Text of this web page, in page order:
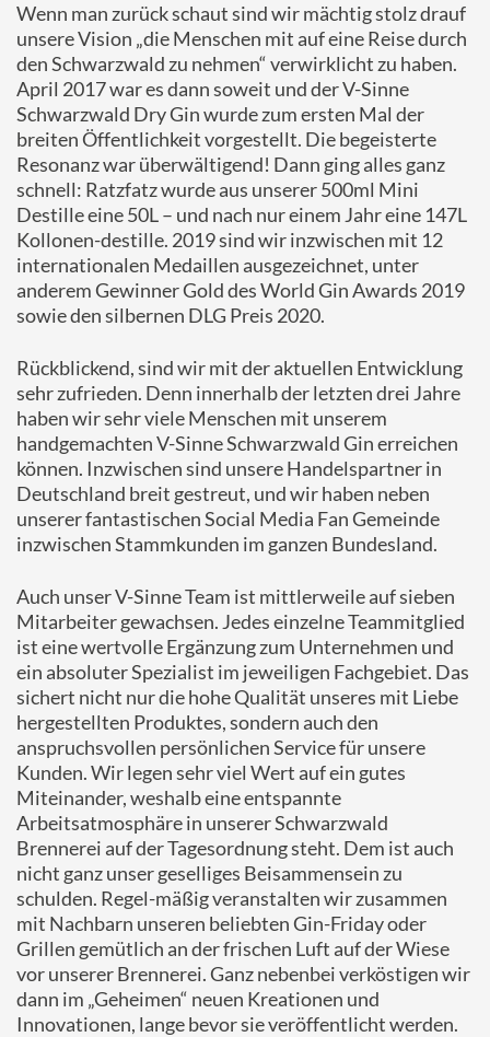
Wenn man zurück schaut sind wir mächtig stolz drauf
unsere Vision „die Menschen mit auf eine Reise durch
den Schwarzwald zu nehmen“ verwirklicht zu haben.
April 2017 war es dann soweit und der V-Sinne
Schwarzwald Dry Gin wurde zum ersten Mal der
breiten Öffentlichkeit vorgestellt. Die begeisterte
Resonanz war überwältigend! Dann ging alles ganz
schnell: Ratzfatz wurde aus unserer 500ml Mini
Destille eine 50L – und nach nur einem Jahr eine 147L
Kollonen-destille. 2019 sind wir inzwischen mit 12
internationalen Medaillen ausgezeichnet, unter
anderem Gewinner Gold des World Gin Awards 2019
sowie den silbernen DLG Preis 2020.
Rückblickend, sind wir mit der aktuellen Entwicklung
sehr zufrieden. Denn innerhalb der letzten drei Jahre
haben wir sehr viele Menschen mit unserem
handgemachten V-Sinne Schwarzwald Gin erreichen
können. Inzwischen sind unsere Handelspartner in
Deutschland breit gestreut, und wir haben neben
unserer fantastischen Social Media Fan Gemeinde
inzwischen Stammkunden im ganzen Bundesland.
Auch unser V-Sinne Team ist mittlerweile auf sieben
Mitarbeiter gewachsen. Jedes einzelne Teammitglied
ist eine wertvolle Ergänzung zum Unternehmen und
ein absoluter Spezialist im jeweiligen Fachgebiet. Das
sichert nicht nur die hohe Qualität unseres mit Liebe
hergestellten Produktes, sondern auch den
anspruchsvollen persönlichen Service für unsere
Kunden. Wir legen sehr viel Wert auf ein gutes
Miteinander, weshalb eine entspannte
Arbeitsatmosphäre in unserer Schwarzwald
Brennerei auf der Tagesordnung steht. Dem ist auch
nicht ganz unser geselliges Beisammensein zu
schulden. Regel-mäßig veranstalten wir zusammen
mit Nachbarn unseren beliebten Gin-Friday oder
Grillen gemütlich an der frischen Luft auf der Wiese
vor unserer Brennerei. Ganz nebenbei verköstigen wir
dann im „Geheimen“ neuen Kreationen und
Innovationen, lange bevor sie veröffentlicht werden.